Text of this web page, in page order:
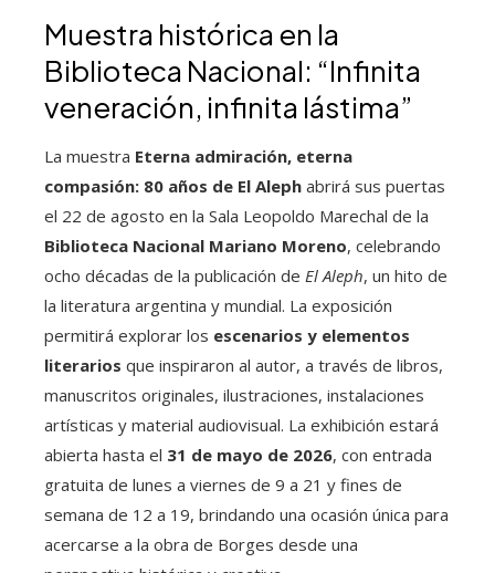
Muestra histórica en la
Biblioteca Nacional: “Infinita
veneración, infinita lástima”
La muestra Eterna admiración, eterna
compasión: 80 años de El Aleph abrirá sus puertas
el 22 de agosto en la Sala Leopoldo Marechal de la
Biblioteca Nacional Mariano Moreno, celebrando
ocho décadas de la publicación de El Aleph, un hito de
la literatura argentina y mundial. La exposición
permitirá explorar los escenarios y elementos
literarios que inspiraron al autor, a través de libros,
manuscritos originales, ilustraciones, instalaciones
artísticas y material audiovisual. La exhibición estará
abierta hasta el 31 de mayo de 2026, con entrada
gratuita de lunes a viernes de 9 a 21 y fines de
semana de 12 a 19, brindando una ocasión única para
acercarse a la obra de Borges desde una